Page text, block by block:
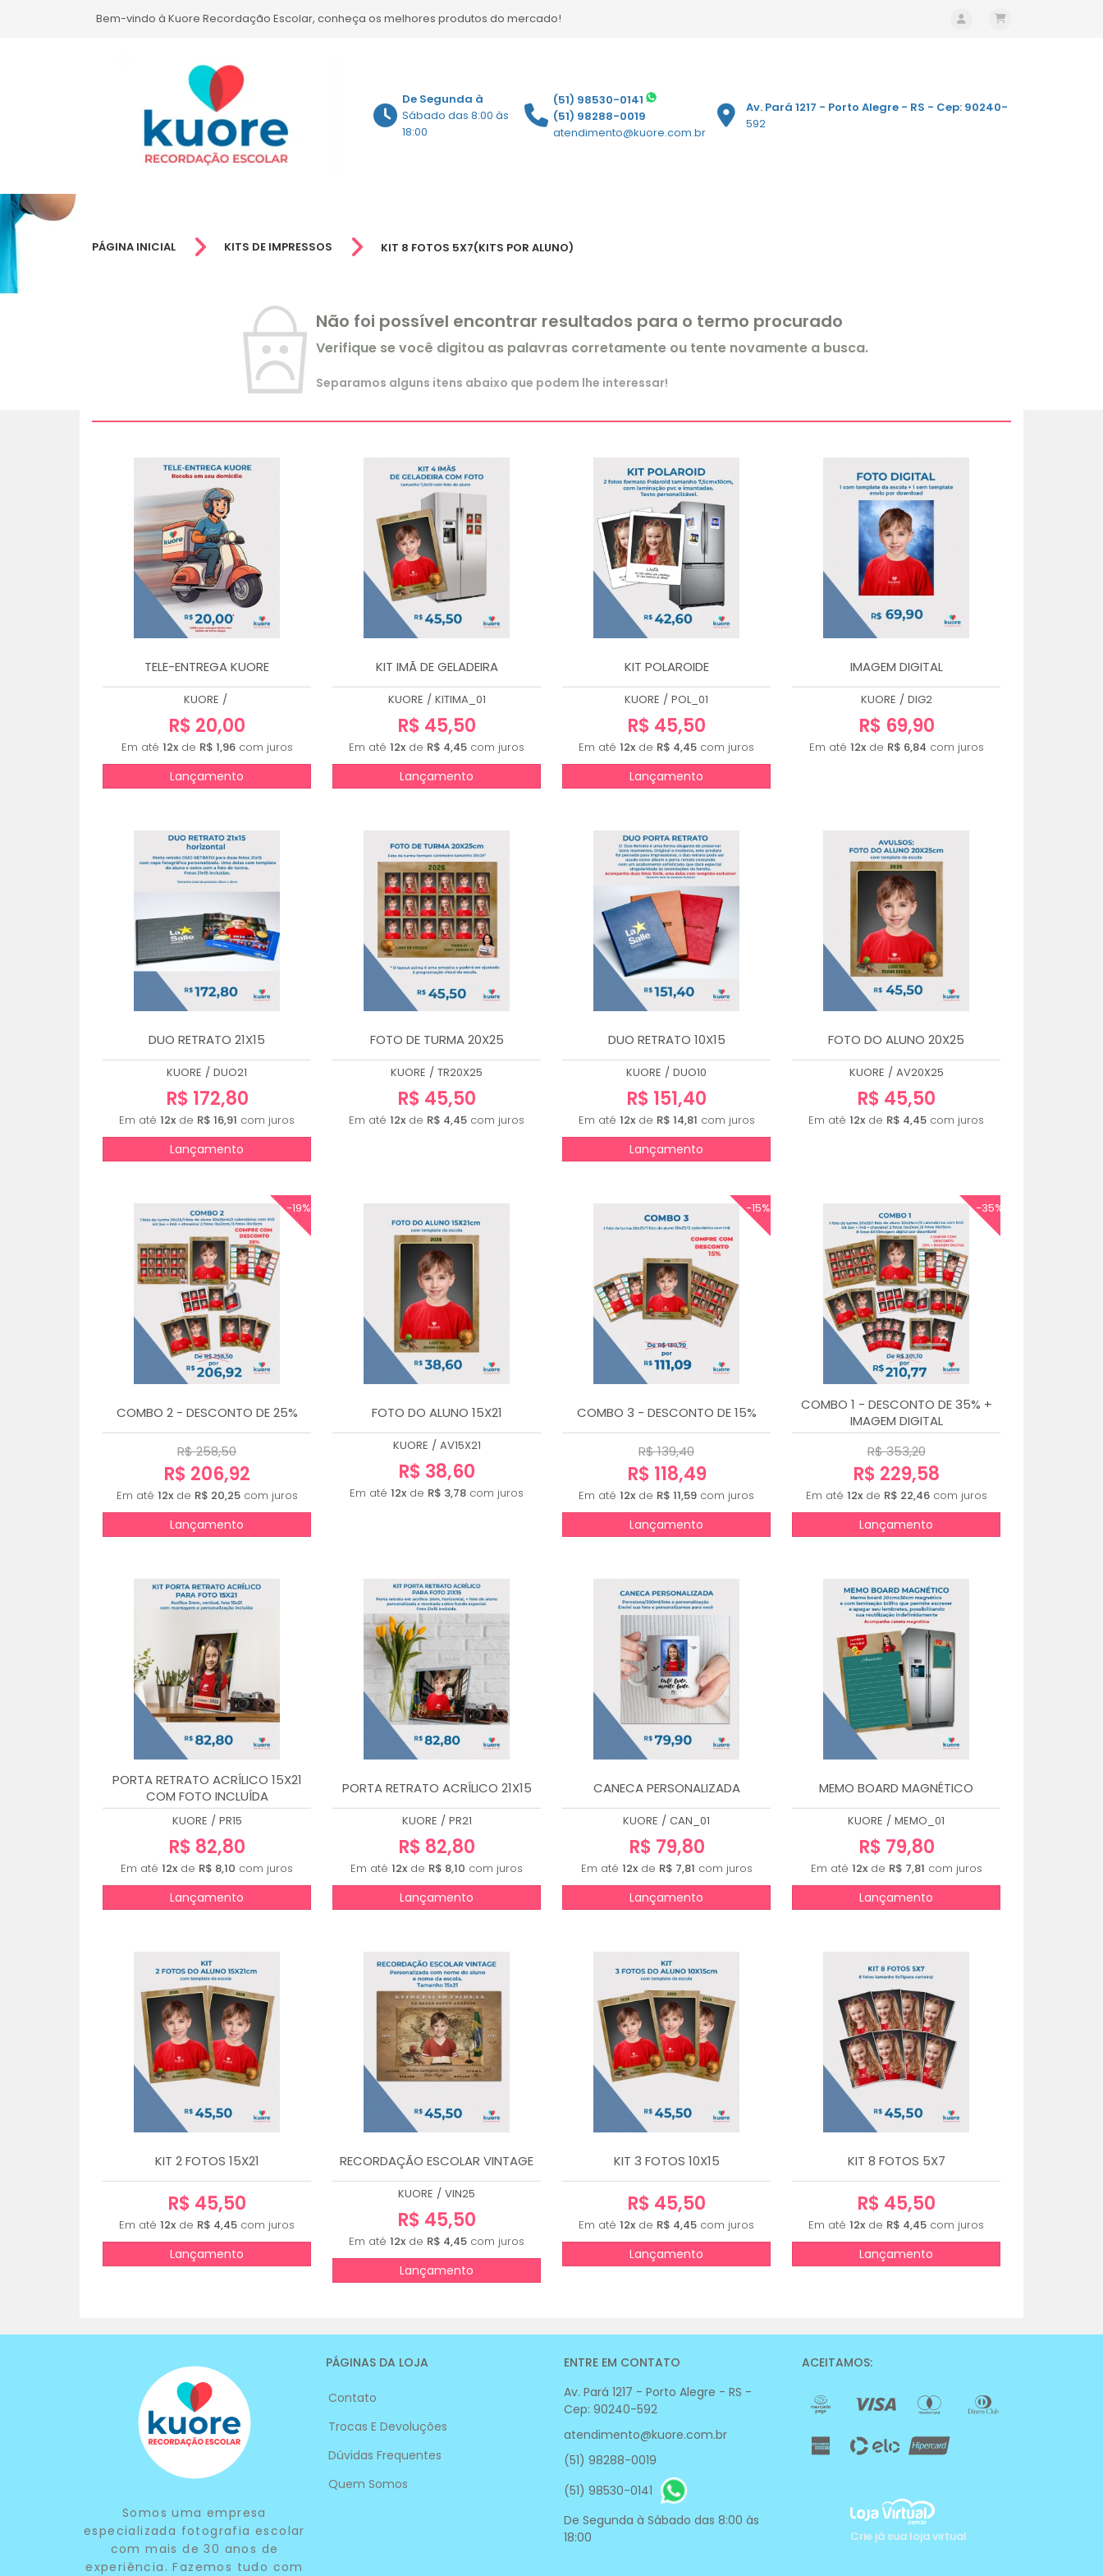
Bem-vindo à Kuore Recordação Escolar, conheça os melhores produtos do mercado!
De Segunda à
Sábado das 8:00 às
18:00
(51) 98530-0141
(51) 98288-0019
atendimento@kuore.com.br
Av. Pará 1217 - Porto Alegre - RS - Cep: 90240-
592
PÁGINA INICIAL KITS DE IMPRESSOS KIT 8 FOTOS 5X7(KITS POR ALUNO)
Não foi possível encontrar resultados para o termo procurado
Verifique se você digitou as palavras corretamente ou tente novamente a busca.
Separamos alguns itens abaixo que podem lhe interessar!
TELE-ENTREGA KUORE
KUORE /
R$ 20,00
Em até 12xde R$ 1,96com juros
Lançamento
KIT IMÃ DE GELADEIRA
KUORE / KITIMA_01
R$ 45,50
Em até 12x de R$ 4,45 com juros
Lançamento
KIT POLAROIDE
KUORE / POL_01
R$ 45,50
Em até 12x de R$ 4,45 com juros
Lançamento
IMAGEM DIGITAL
KUORE / DIG2
R$ 69,90
Em até 12xde R$ 6,84 com juros
DUO RETRATO 21X15
KUORE / DUO21
R$ 172,80
Em até 12x de R$ 16,91 com juros
Lançamento
FOTO DE TURMA 20X25
KUORE / TR20X25
R$ 45,50
Em até 12x de R$ 4,45 com juros
DUO RETRATO 10X15
KUORE / DUO10
R$ 151,40
Em até 12xde R$ 14,81 com juros
Lançamento
FOTO DO ALUNO 20X25
KUORE / AV20X25
R$ 45,50
Em até 12x de R$ 4,45 com juros
-19%
COMBO 2 - DESCONTO DE 25%
R$ 258,50
R$ 206,92
Em até 12xde R$ 20,25com juros
Lançamento
FOTO DO ALUNO 15X21
KUORE / AV15X21
R$ 38,60
Em até 12x de R$ 3,78 com juros
-15%
COMBO 3 - DESCONTO DE 15%
R$ 139,40
R$ 118,49
Em até 12x de R$ 11,59 com juros
Lançamento
-35%
COMBO 1 - DESCONTO DE 35% +
IMAGEM DIGITAL
R$ 353,20
R$ 229,58
Em até 12xde R$ 22,46com juros
Lançamento
PORTA RETRATO ACRÍLICO 15X21
COM FOTO INCLUÍDA
KUORE / PR15
R$ 82,80
Em até 12x de R$ 8,10 com juros
Lançamento
PORTA RETRATO ACRÍLICO 21X15
KUORE / PR21
R$ 82,80
Em até 12x de R$ 8,10 com juros
Lançamento
CANECA PERSONALIZADA
KUORE / CAN_01
R$ 79,80
Em até 12xde R$ 7,81 com juros
Lançamento
MEMO BOARD MAGNÉTICO
KUORE / MEMO_01
R$ 79,80
Em até 12xde R$ 7,81 com juros
Lançamento
KIT 2 FOTOS 15X21
R$ 45,50
Em até 12x de R$ 4,45 com juros
Lançamento
RECORDAÇÃO ESCOLAR VINTAGE
KUORE / VIN25
R$ 45,50
Em até 12x de R$ 4,45 com juros
Lançamento
KIT 3 FOTOS 10X15
R$ 45,50
Em até 12x de R$ 4,45 com juros
Lançamento
KIT 8 FOTOS 5X7
R$ 45,50
Em até 12x de R$ 4,45 com juros
Lançamento
Somos uma empresa
especializada fotografia escolar
com mais de 30 anos de
experiência. Fazemos tudo com
PÁGINAS DA LOJA
Contato
Trocas E Devoluções
Dúvidas Frequentes
Quem Somos
ENTRE EM CONTATO
Av. Pará 1217 - Porto Alegre - RS -
Cep: 90240-592
atendimento@kuore.com.br
(51) 98288-0019
(51) 98530-0141
De Segunda à Sábado das 8:00 às
18:00
ACEITAMOS:
Crie já sua loja virtual